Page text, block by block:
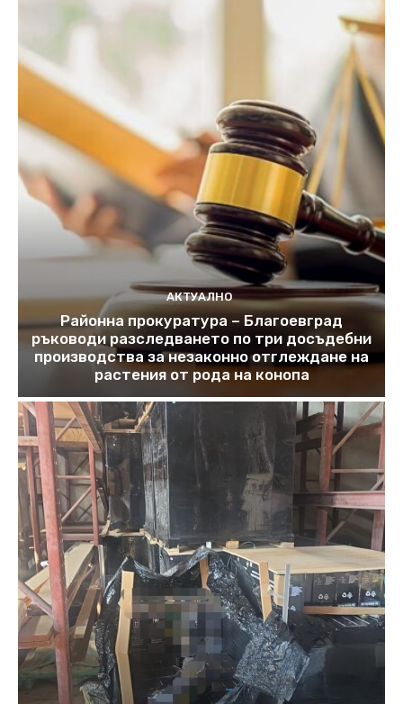
АКТУАЛНО
Районна прокуратура – Благоевград
ръководи разследването по три досъдебни
производства за незаконно отглеждане на
растения от рода на конопа